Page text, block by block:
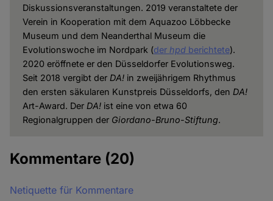
Diskussionsveranstaltungen. 2019 veranstaltete der
Verein in Kooperation mit dem Aquazoo Löbbecke
Museum und dem Neanderthal Museum die
Evolutionswoche im Nordpark (der hpdberichtete).
2020 eröffnete er den Düsseldorfer Evolutionsweg.
Seit 2018 vergibt der DA!in zweijährigem Rhythmus
den ersten säkularen Kunstpreis Düsseldorfs, den DA!
Art-Award. Der DA!ist eine von etwa 60
Regionalgruppen der Giordano-Bruno-Stiftung.
Kommentare (20)
Netiquette für Kommentare